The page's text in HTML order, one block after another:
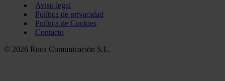
Aviso legal
Política de privacidad
Política de Cookies
Contacto
© 2026 Roca Comunicación S.L.